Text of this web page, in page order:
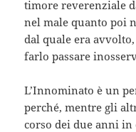
timore reverenziale
nel male quanto poi
dal quale era
farlo passare
L’Innominato è un
perché, mentre gli
corso dei due anni